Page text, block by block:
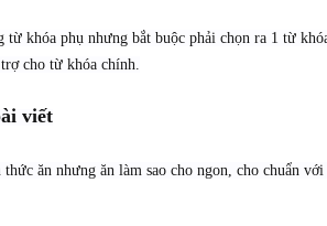
khóa phụ nhưng bắt buộc phải chọn ra 1 từ
cho từ khóa chính.
viết
ăn nhưng ăn làm sao cho ngon, cho chuẩn